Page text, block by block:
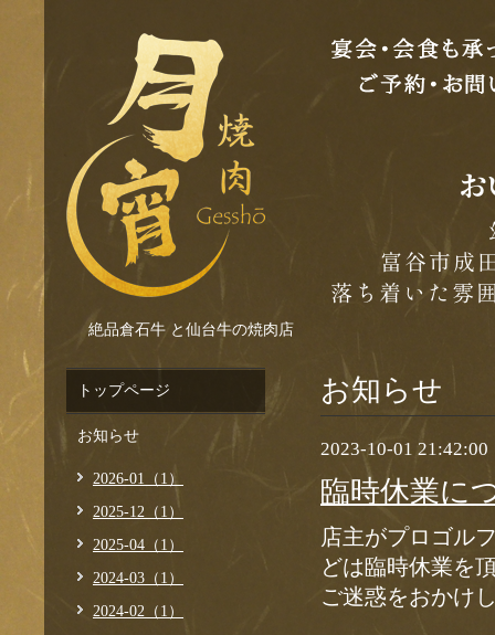
絶品倉石牛 と仙台牛の焼肉店
お知らせ
2023-10-01 21:42:00
臨時休業に
店主がプロゴル
どは臨時休業を
ご迷惑をおかけ
トップページ
お知らせ
2026-01（1）
2025-12（1）
2025-04（1）
2024-03（1）
2024-02（1）